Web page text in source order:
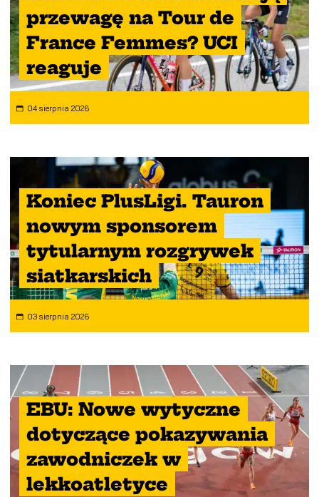
przewagę na Tour de
France Femmes? UCI
reaguje
04 sierpnia 2026
Koniec PlusLigi. Tauron
nowym sponsorem
tytularnym rozgrywek
siatkarskich
03 sierpnia 2026
EBU: Nowe wytyczne
dotyczące pokazywania
zawodniczek w
lekkoatletyce